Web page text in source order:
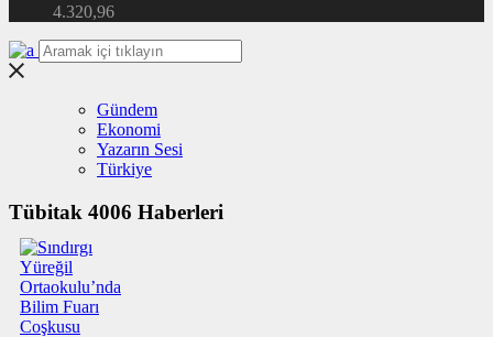
4.320,96
Gündem
Ekonomi
Yazarın Sesi
Türkiye
Tübitak 4006 Haberleri